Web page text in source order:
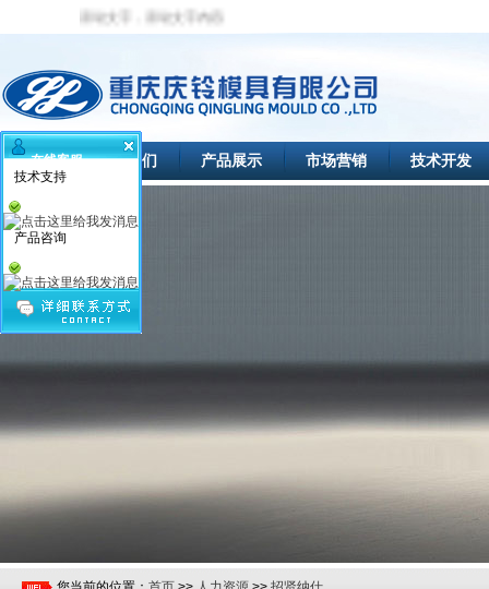
动文字，滚动文字内容
首页 关于我们 产品展示 市场营销 技术开发
在线客服
技术支持
产品咨询